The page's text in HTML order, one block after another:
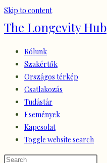
Skip to content
The Longevity Hub
Rólunk
Szakértők
Országos térkép
Csatlakozás
Tudástár
Események
Kapcsolat
Toggle website search